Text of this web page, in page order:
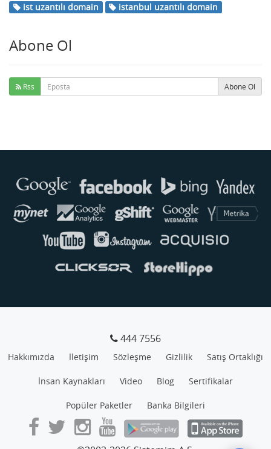
ist uzantılı domain
istanbul uzantılı domain
Abone Ol
Rss Abone Ol
444 7556
Hakkımızda İletişim Sözleşme Gizlilik Satış Ortaklığı
İnsan Kaynakları Video Blog Sertifikalar
Popüler Paketler Banka Bilgileri
Genellikle anında yanıt verir